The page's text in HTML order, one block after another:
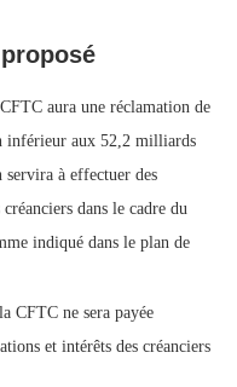
aura une réclamation de
inférieur aux 52,2 milliards
à effectuer des
dans le cadre du
indiqué dans le plan de
CFTC ne sera payée
et intérêts des créanciers